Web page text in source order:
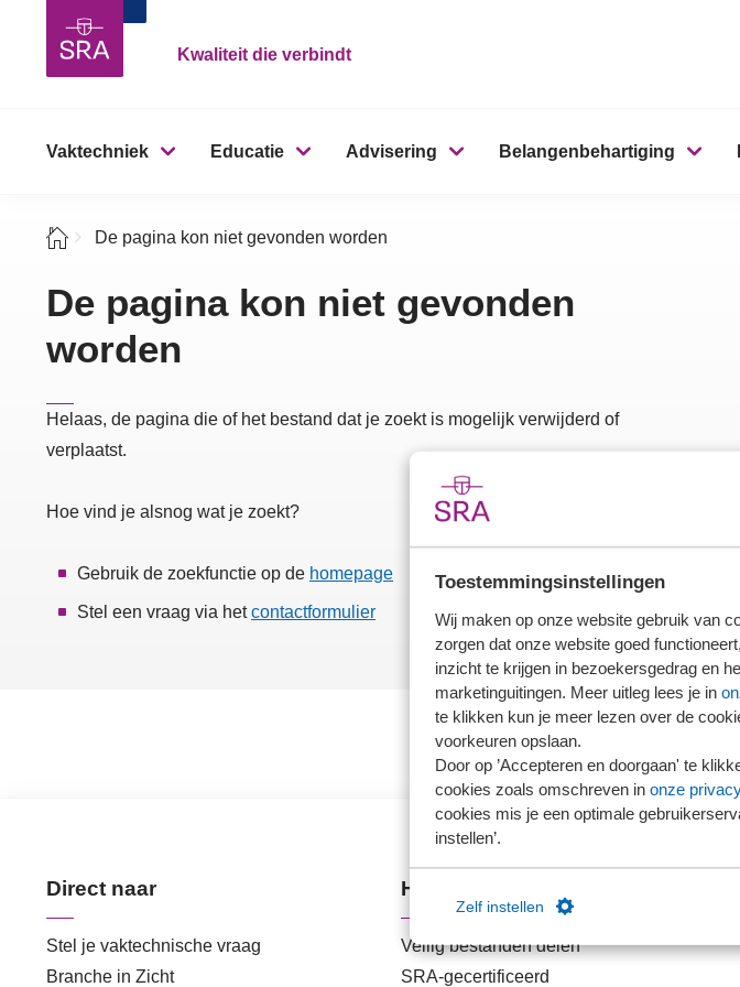
Toestemmingsinstellingen
Wij maken op onze website gebruik van
zorgen dat onze website goed
inzicht te krijgen in bezoekersgedrag en
marketinguitingen. Meer uitleg lees je in
te klikken kun je meer lezen over de
voorkeuren opslaan.
Door op ’Accepteren en doorgaan' te
cookies zoals omschreven in onze
cookies mis je een optimale
instellen’.
Zelf instellen
Kwaliteit die verbindt
Vaktechniek Educatie Advisering Belangenbehartiging
De pagina kon niet gevonden worden
De pagina kon niet gevonden
worden
Helaas, de pagina die of het bestand dat je zoekt is mogelijk verwijderd of
verplaatst.
Hoe vind je alsnog wat je zoekt?
Gebruik de zoekfunctie op de homepage
Stel een vraag via hetcontactformulier
Direct naar
Stel je vaktechnische vraag
Branche in Zicht
Handige links
Veilig bestanden delen
SRA-gecertificeerd